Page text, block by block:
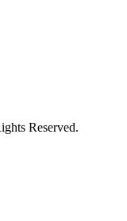
Reserved.